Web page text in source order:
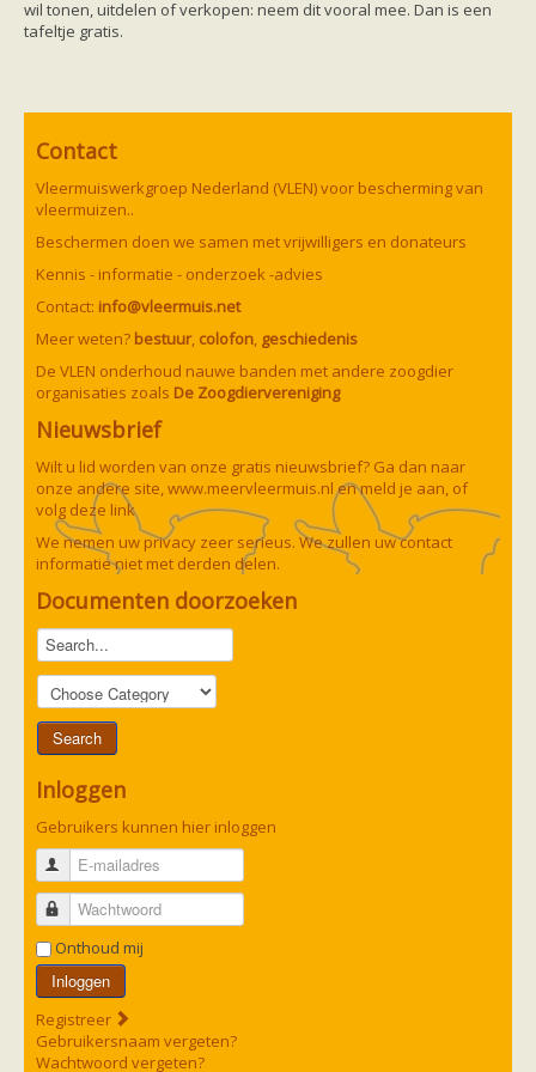
wil tonen, uitdelen of verkopen: neem dit vooral mee. Dan is een
tafeltje gratis.
Contact
Vleermuiswerkgroep Nederland (VLEN) voor bescherming van
vleermuizen..
Beschermen doen we samen met vrijwilligers en donateurs
Kennis - informatie - onderzoek -advies
Contact: info@vleermuis.net
Meer weten? bestuur, colofon, geschiedenis
De VLEN onderhoud nauwe banden met andere zoogdier
organisaties zoals De Zoogdiervereniging
Nieuwsbrief
Wilt u lid worden van onze gratis nieuwsbrief? Ga dan naar
onze andere site,www.meervleermuis.nlen meld je aan, of
volg deze link
We nemen uw privacy zeer serieus. We zullen uw contact
informatie niet met derden delen.
Documenten doorzoeken
Inloggen
Gebruikers kunnen hier inloggen
E-mailadres
Wachtwoord
Onthoud mij
Inloggen
Registreer
Gebruikersnaam vergeten?
Wachtwoord vergeten?